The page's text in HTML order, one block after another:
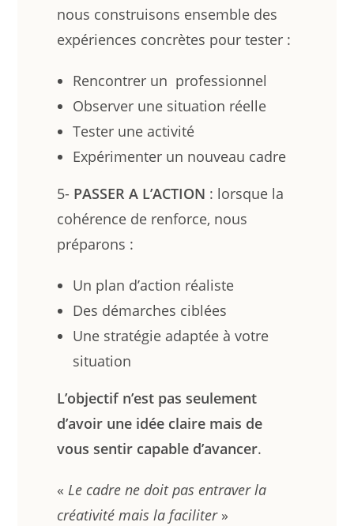
nous construisons ensemble des
expériences concrètes pour tester :
Rencontrer un professionnel
Observer une situation réelle
Tester une activité
Expérimenter un nouveau cadre
5- PASSER A L’ACTION : lorsque la
cohérence de renforce, nous
préparons :
Un plan d’action réaliste
Des démarches ciblées
Une stratégie adaptée à votre
situation
L’objectif n’est pas seulement
d’avoir une idée claire mais de
vous sentir capable d’avancer.
«Le cadre ne doit pas entraver la
créativité mais la faciliter»